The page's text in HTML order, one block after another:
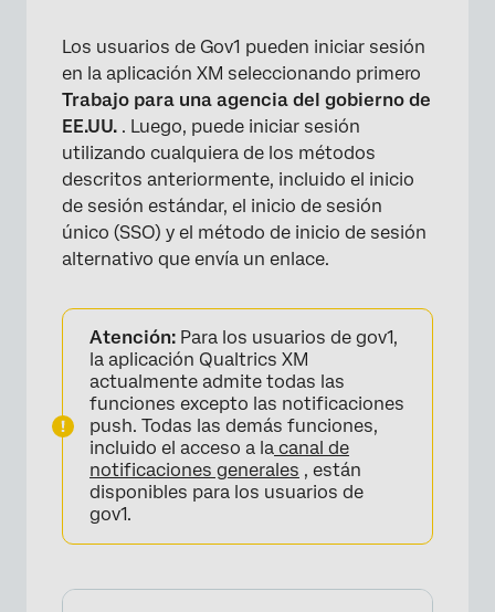
×
Los usuarios de Gov1 pueden iniciar sesión
en la aplicación XM seleccionando primero
Trabajo para una agencia del gobierno de
EE.UU. . Luego, puede iniciar sesión
utilizando cualquiera de los métodos
descritos anteriormente, incluido el inicio
de sesión estándar, el inicio de sesión
único (SSO) y el método de inicio de sesión
alternativo que envía un enlace.
Atención: Para los usuarios de gov1,
la aplicación Qualtrics XM
actualmente admite todas las
funciones excepto las notificaciones
push. Todas las demás funciones,
incluido el acceso a la canal de
notificaciones generales , están
disponibles para los usuarios de
gov1.